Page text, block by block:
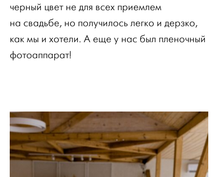
черный цвет не для всех приемлем
на свадьбе, но получилось легко и дерзко,
как мы и хотели. А еще у нас был пленочный
фотоаппарат!